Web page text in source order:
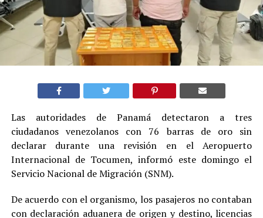
Las autoridades de Panamá detectaron a tres
ciudadanos venezolanos con 76 barras de oro sin
declarar durante una revisión en el Aeropuerto
Internacional de Tocumen, informó este domingo el
Servicio Nacional de Migración (SNM).
De acuerdo con el organismo, los pasajeros no contaban
con declaración aduanera de origen y destino, licencias